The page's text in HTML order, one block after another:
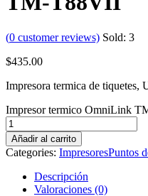
(0 customer reviews) Sold: 3
$435.00
Impresora termica de
Impresor termico OmniLink
Añadir al carrito
Categories: ImpresoresPuntos
Descripción
Valoraciones (0)